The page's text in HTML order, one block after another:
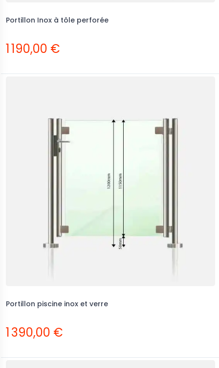
Portillon Inox à tôle perforée
1 190,00 €
Portillon piscine inox et verre
1 390,00 €